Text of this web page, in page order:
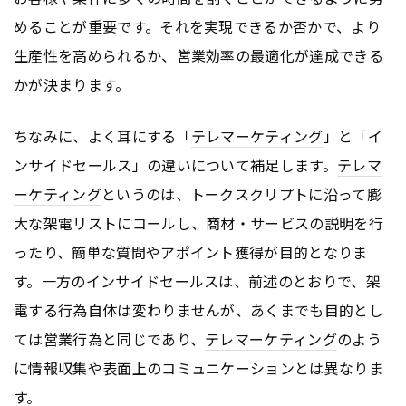
めることが重要です。それを実現できるか否かで、より
生産性を高められるか、営業効率の最適化が達成できる
かが決まります。
ちなみに、よく耳にする「テレマーケティング 」と「イ
ンサイドセールス」の違いについて補足します。 テレマ
ーケティングというのは、トークスクリプトに沿って膨
大な架電リストにコールし、商材・サービスの説明を行
ったり、簡単な質問やアポイント獲得が目的となりま
す。一方のインサイドセールスは、前述のとおりで、架
電する行為自体は変わりませんが、あくまでも目的とし
ては営業行為と同じであり、 テレマーケティングのよう
に情報収集や表面上のコミュニケーションとは異なりま
す。